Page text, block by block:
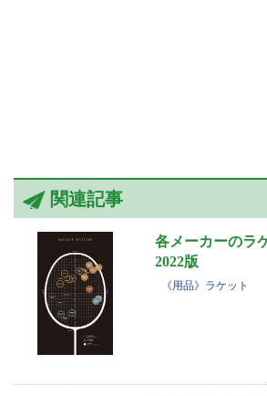
関連記事
各メーカーのラ
2022版
《用品》ラケット